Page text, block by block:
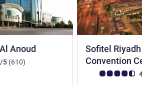
Anoud
(Clasificación de ALL)
5 (610opiniones
)
Sofitel
Convention
Nota de clientes